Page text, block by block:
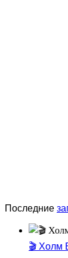
Последние
🎬 Холм